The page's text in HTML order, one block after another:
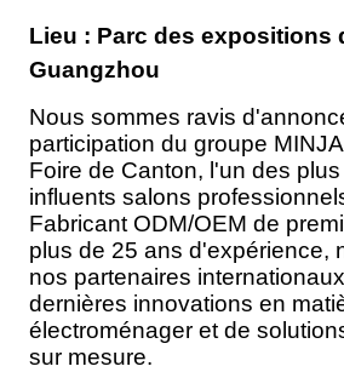
Lieu : Parc des expositions
Guangzhou
Nous sommes ravis
participation du groupe
Foire de Canton, l'un des
influents salons
Fabricant ODM/OEM de
plus de 25 ans d'expérience,
nos partenaires
dernières innovations en
électroménager et de
sur mesure.